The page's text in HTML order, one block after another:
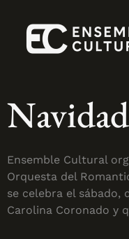
Ensemble Cultural
Orquesta del
se celebra el sábado,
Carolina Coronado y